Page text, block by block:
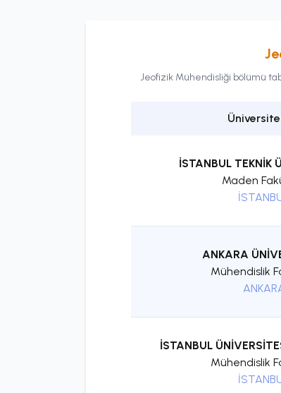
Jeofizik Mühendisliği bölümü
Üniversite
İSTANBUL TEKNİK
Maden
ANKARA
Mühendislik
İSTANBUL
Mühendislik